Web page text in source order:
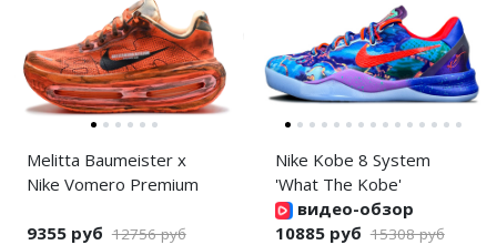
Melitta Baumeister x
Nike Vomero Premium
9355 руб 12756 руб
Nike Kobe 8 System
'What The Kobe'
видео-обзор
10885 руб 15308 руб